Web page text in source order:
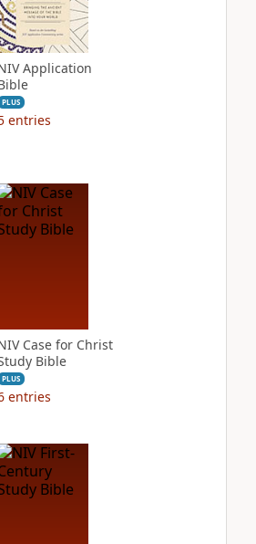
Application
PLUS
entries
Case for Christ
Bible
PLUS
entries